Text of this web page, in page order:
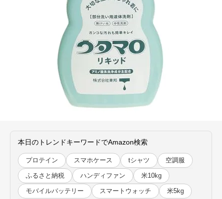
本日のトレンドキーワードでAmazon検索
プロテイン スマホケース tシャツ 空調服
ふるさと納税 ハンディファン 米10kg
モバイルバッテリー スマートウォッチ 米5kg